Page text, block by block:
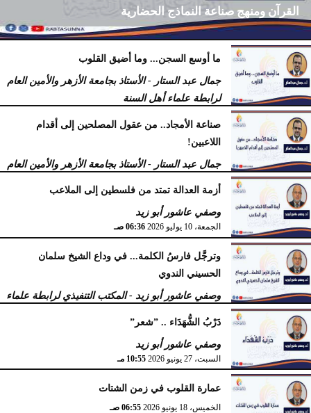
القرآن ومنهج صناعة النماذج الحضارية
فرج كُندي - رئيس مركز الكُندي للدراسات والبحوث
السبت، 18 يوليو 2026 09:14 مـ
ما أوسع السجن... وما أضيق القلوب
جمال عبد الستار - الأستاذ بجامعة الأزهر والأمين العام
لرابطة علماء أهل السنة
السبت، 18 يوليو 2026 12:29 مـ
صناعة الأمجاد.. من عقول المصلحين إلى أقدام
اللاعبين!
جمال عبد الستار - الأستاذ بجامعة الأزهر والأمين العام
لرابطة علماء أهل السنة
الأربعاء، 15 يوليو 2026 09:08 صـ
أزمة العدالة تمتد من فلسطين إلى الملاعب
وصفي عاشور أبو زيد
الجمعة، 10 يوليو 2026 06:36 صـ
وترجَّل فارسُ الكلمة... في وداع الشيخ سلمان
الحسيني الندوي
وصفي عاشور أبو زيد - المكتب التنفيذي لرابطة علماء
أهل السنّة
الخميس، 2 يوليو 2026 05:32 مـ
دَرْبُ الشُّهَدَاء .. ”شعر”
وصفي عاشور أبو زيد
السبت، 27 يونيو 2026 10:55 مـ
عمارة القلوب في زمن الشتات
الخميس، 18 يونيو 2026 06:55 صـ